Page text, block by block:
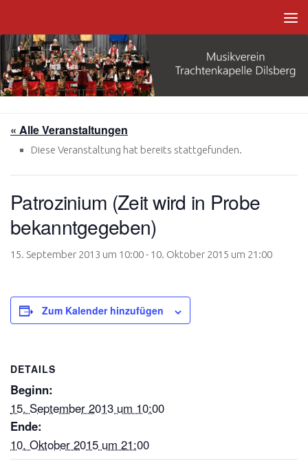
« Alle Veranstaltungen
Diese Veranstaltung hat bereits stattgefunden.
Patrozinium (Zeit wird in Probe
bekanntgegeben)
15. September 2013 um 10:00- 10. Oktober 2015 um 21:00
Zum Kalender hinzufügen
DETAILS
Beginn:
15. September 2013 um 10:00
Ende:
10. Oktober 2015 um 21:00